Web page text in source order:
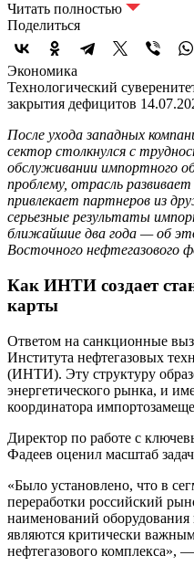
Читать полностью
Поделиться
Экономика
Технологический
закрытия дефицитов
После ухода западных
сектор столкнулся с
обслуживании импортного
проблему, отрасль
привлекает партнеров из
серьезные результаты
ближайшие два года — об
Восточного нефтегазового
Как ИНТИ создает
карты
Ответом на санкционные
Института нефтегазовых
(ИНТИ). Эту структуру
энергетического рынка, и
координатора
Директор по работе с
Фадеев оценил масштаб
«Было установлено, что в
переработки российский
наименований
являются критически
нефтегазового комплекса»,